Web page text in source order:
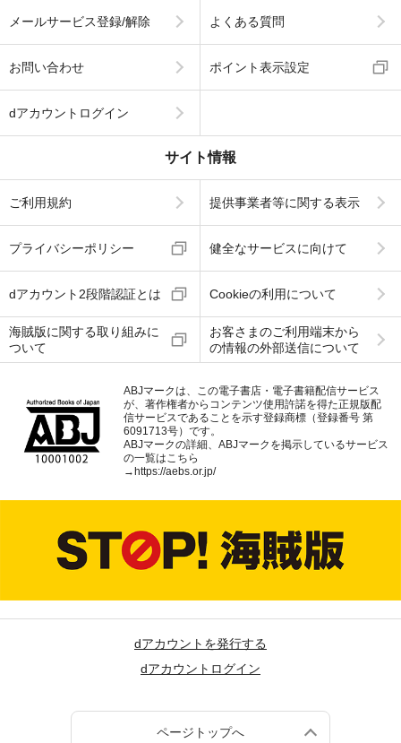
メールサービス登録/解除 よくある質問
お問い合わせ ポイント表示設定
dアカウントログイン
サイト情報
ご利用規約 提供事業者等に関する表示
プライバシーポリシー 健全なサービスに向けて
dアカウント2段階認証とは Cookieの利用について
海賊版に関する取り組みに
ついて
お客さまのご利用端末から
の情報の外部送信について
ABJマークは、この電子書店・電子書籍配信サービス
が、著作権者からコンテンツ使用許諾を得た正規版配
信サービスであることを示す登録商標（登録番号 第
6091713号）です。
ABJマークの詳細、ABJマークを掲示しているサービス
の一覧はこちら
→ https://aebs.or.jp/
dアカウントを発行する
dアカウントログイン
ページトップへ